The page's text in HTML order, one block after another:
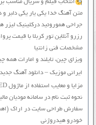
انتخاب فیلم و سریال مناسب
متن آهنگ خدا یکی یار یکی دلبر و
جراحی هموروئید درکلینیک لیزر
رزرو آنلاین تور کربلا با قیمت
مشخصات فنی زانتیا
ویزای چین، تایلند و امارات همه
ایرانی موزیک – دانلود آهنگ جدید
مزایا و معایب استفاده از ماژول LED در روشنایی خانگی
نحوه ثبت نام در سامانه مودیان
سفارش طراحی سایت در اراک
خودرو هیدروژنی